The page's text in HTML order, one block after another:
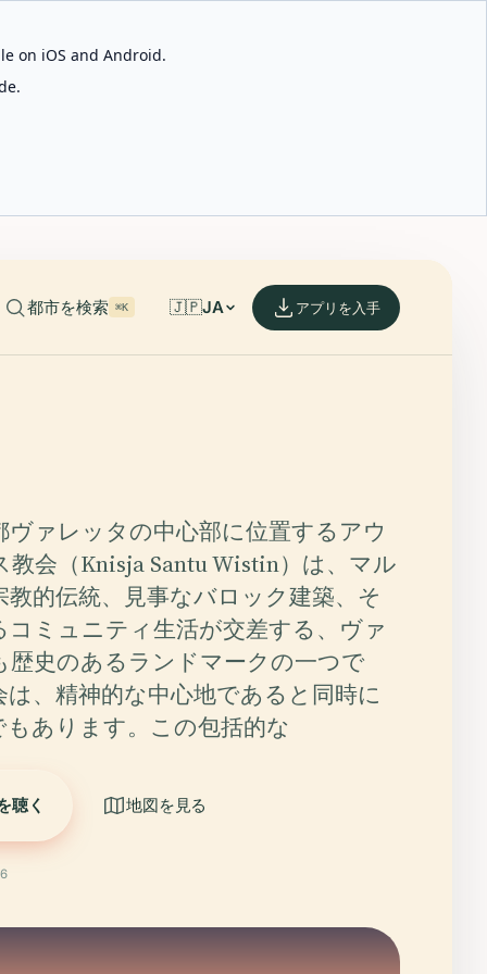
on iOS and Android.
都市を検索 ⌘K 🇯🇵JA アプリを入手
ヴァレッタの中心部に位置するアウ
会（Knisja Santu Wistin）は、マル
的伝統、見事なバロック建築、そ
コミュニティ生活が交差する、ヴァ
歴史のあるランドマークの一つで
、精神的な中心地であると同時に
あります。この包括的な
聴く 地図を見る